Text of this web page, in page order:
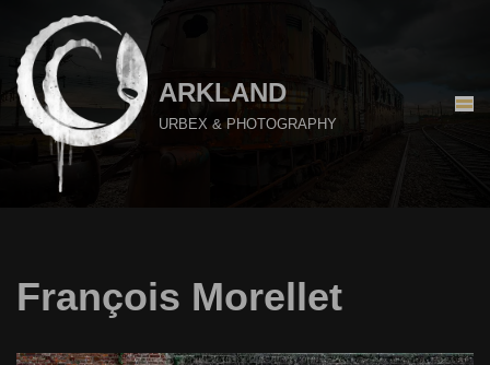
Aller
au
contenu
ARKLAND
URBEX & PHOTOGRAPHY
François Morellet